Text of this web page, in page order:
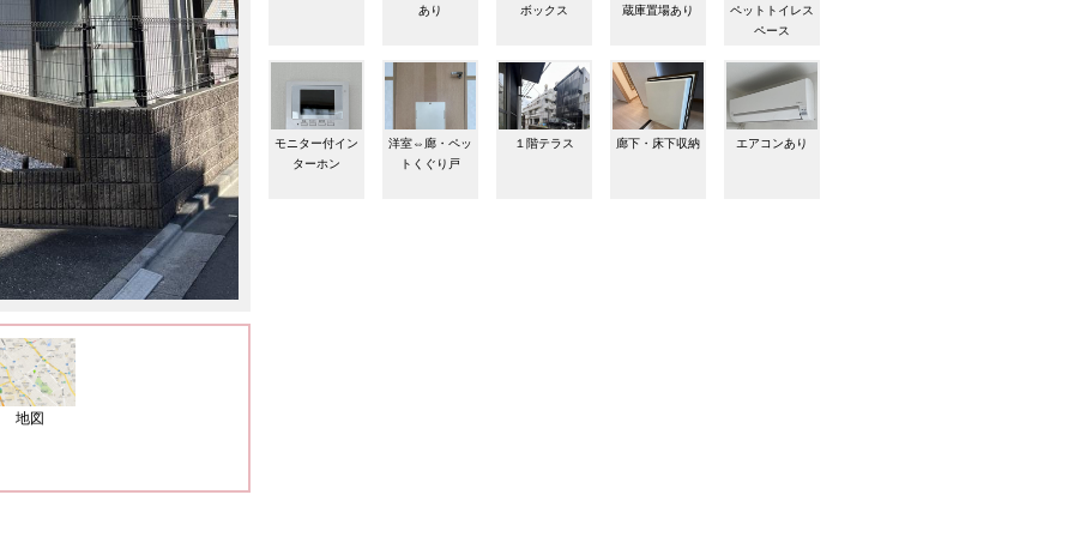
地図
あり ボックス 蔵庫置場あり
ペットトイレス
ペース
モニター付イン
ターホン
洋室⇔廊・ペッ
トくぐり戸
１階テラス 廊下・床下収納 エアコンあり